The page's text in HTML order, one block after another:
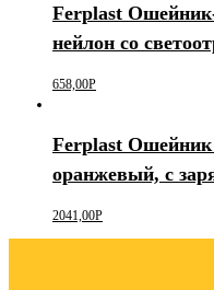
Ferplast
нейлон со
658,00Р
Ferplast
оранжевый, с
2041,00Р